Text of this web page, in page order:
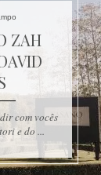
ZAH
com vocês
e do ...